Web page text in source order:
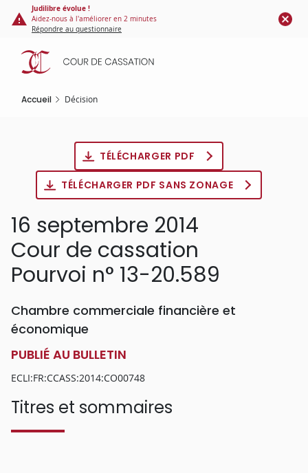
Panneau de gestion des cookies
contenu
principal
Judilibre évolue !
Aidez-nous à l'améliorer en 2 minutes
Répondre au questionnaire
Accueil Décision
TÉLÉCHARGER PDF
TÉLÉCHARGER PDF SANS ZONAGE
16 septembre 2014
Cour de cassation
Pourvoi n° 13-20.589
Chambre commerciale financière et
économique
PUBLIÉ AU BULLETIN
ECLI:FR:CCASS:2014:CO00748
Titres et sommaires